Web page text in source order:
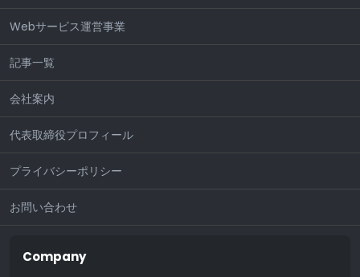
Webサービス運営事業
記事一覧
会社案内
代表取締役プロフィール
プライバシーポリシー
お問い合わせ
Company